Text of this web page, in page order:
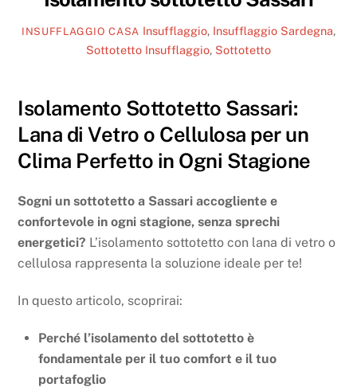
INSUFFLAGGIO CASA Insufflaggio, Insufflaggio Sardegna,
Sottotetto Insufflaggio, Sottotetto
Isolamento Sottotetto Sassari:
Lana di Vetro o Cellulosa per un
Clima Perfetto in Ogni Stagione
Sogni un sottotetto a Sassari accogliente e
confortevole in ogni stagione, senza sprechi
energetici? L’isolamento sottotetto con lana di vetro o
cellulosa rappresenta la soluzione ideale per te!
In questo articolo, scoprirai:
Perché l’isolamento del sottotetto è
fondamentale per il tuo comfort e il tuo
portafoglio